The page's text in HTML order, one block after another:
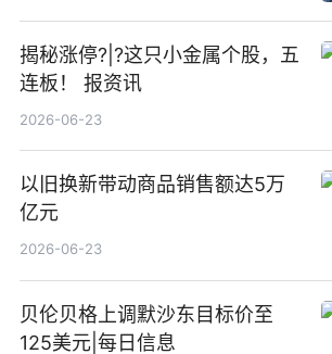
揭秘涨停?|?这只小金属个股，五
连板！ 报资讯
2026-06-23
以旧换新带动商品销售额达5万
亿元
2026-06-23
贝伦贝格上调默沙东目标价至
125美元|每日信息